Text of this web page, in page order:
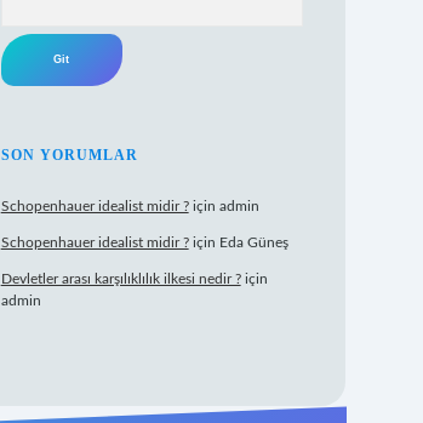
SON YORUMLAR
Schopenhauer idealist midir ?için admin
Schopenhauer idealist midir ?için Eda Güneş
Devletler arası karşılıklılık ilkesi nedir ?için
admin